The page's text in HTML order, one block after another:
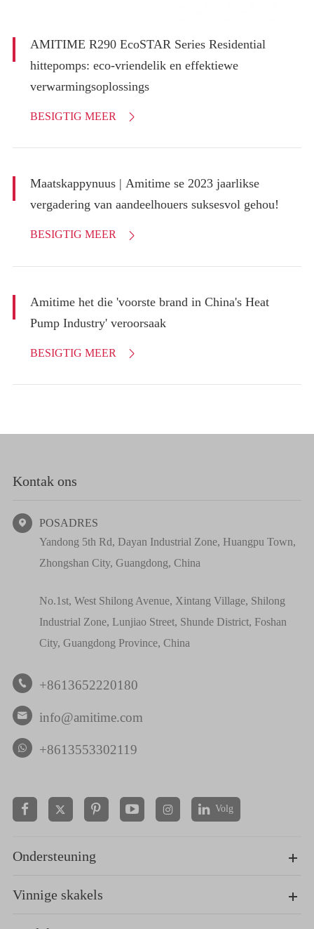
AMITIME R290 EcoSTAR Series Residential
hittepomps: eco-vriendelik en effektiewe
verwarmingsoplossings
BESIGTIG MEER 
Maatskappynuus | Amitime se 2023 jaarlikse
vergadering van aandeelhouers suksesvol gehou!
BESIGTIG MEER 
Amitime het die 'voorste brand in China's Heat
Pump Industry' veroorsaak
BESIGTIG MEER 
Kontak ons

POSADRES
Yandong 5th Rd, Dayan Industrial Zone, Huangpu Town,
Zhongshan City, Guangdong, China
No.1st, West Shilong Avenue, Xintang Village, Shilong
Industrial Zone, Lunjiao Street, Shunde District, Foshan
City, Guangdong Province, China
 +8613652220180
 info@amitime.com
+8613553302119
  Volg
Ondersteuning
Vinnige skakels